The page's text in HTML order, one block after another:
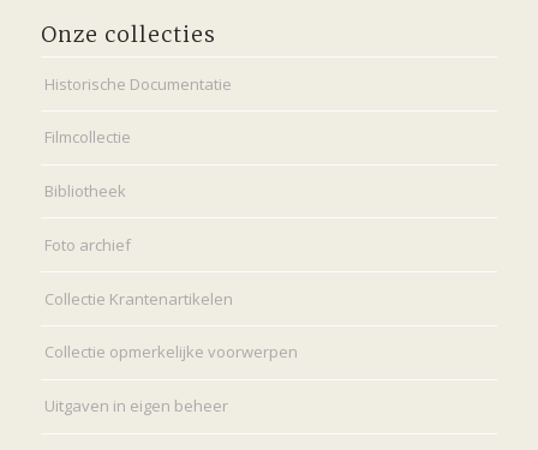
Onze collecties
Historische Documentatie
Filmcollectie
Bibliotheek
Foto archief
Collectie Krantenartikelen
Collectie opmerkelijke voorwerpen
Uitgaven in eigen beheer